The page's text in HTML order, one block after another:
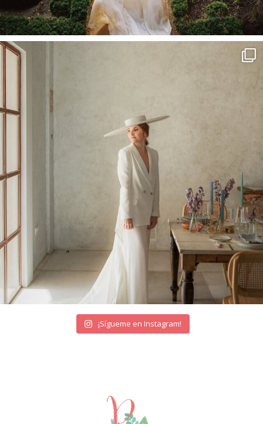
¡Sígueme en Instagram!